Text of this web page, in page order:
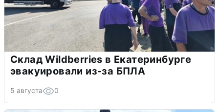
Склад Wildberries в Екатеринбурге
эвакуировали из-за БПЛА
5 августа 0